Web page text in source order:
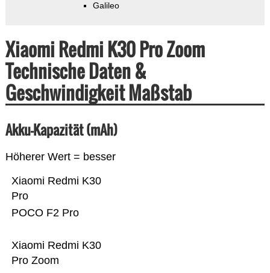
Galileo
Xiaomi Redmi K30 Pro Zoom
Technische Daten &
Geschwindigkeit Maßstab
Akku-Kapazität (mAh)
Höherer Wert = besser
Xiaomi Redmi K30
Pro Zoom
POCO F2 Pro
Xiaomi Redmi K30
Pro